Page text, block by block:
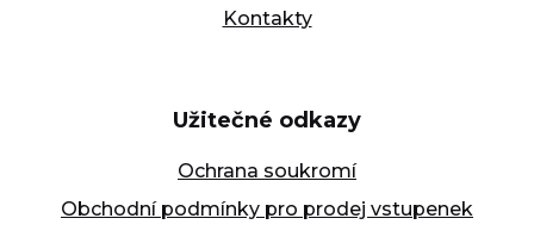
Kontakty
Užitečné odkazy
Ochrana soukromí
Obchodní podmínky pro prodej vstupenek